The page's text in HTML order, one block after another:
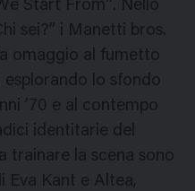
Start From”. Nello
sei?” i Manetti bros.
omaggio al fumetto
esplorando lo sfondo
’70 e al contempo
identitarie del
trainare la scena sono
Eva Kant e Altea,